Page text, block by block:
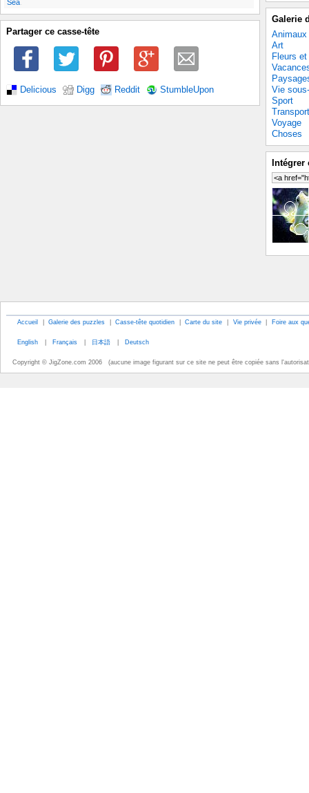
Sea
Partager ce casse-tête
Delicious Digg Reddit StumbleUpon
Galerie
Animaux
Art
Fleurs
Vie
Sport
Transport
Voyage
Choses
Intégrer
Accueil | Galerie des puzzles | Casse-tête quotidien | Carte du site | Vie privée | Foire aux
English | Français | 日本語 | Deutsch
Copyright © JigZone.com 2006 (aucune image figurant sur ce site ne peut être copiée sans